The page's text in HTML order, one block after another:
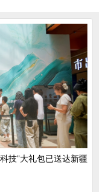
技”大礼包已送达新疆